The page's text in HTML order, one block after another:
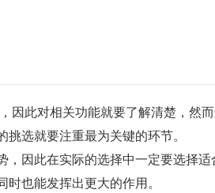
因此对相关功能就要了解清楚，然
选就要注重最为关键的环节。
因此在实际的选择中一定要选择
也能发挥出更大的作用。